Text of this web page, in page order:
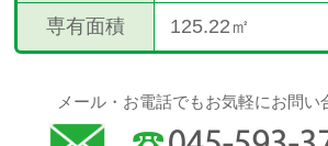
専有面積 125.22㎡
メール・お電話でもお気軽にお問い